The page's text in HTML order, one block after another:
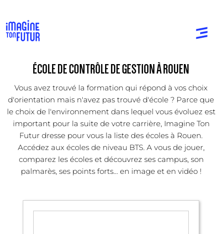
ÉCOLE DE CONTRÔLE DE GESTION À ROUEN
Vous avez trouvé la formation qui répond à vos choix
d'orientation mais n'avez pas trouvé d'école ? Parce que
le choix de l'environnement dans lequel vous évoluez est
important pour la suite de votre carrière, Imagine Ton
Futur dresse pour vous la liste des écoles à Rouen.
Accédez aux écoles de niveau BTS. A vous de jouer,
comparez les écoles et découvrez ses campus, son
palmarès, ses points forts... en image et en vidéo !